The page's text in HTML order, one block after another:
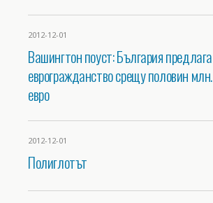
2012-12-01
Вашингтон поуст: България предлага
еврогражданство срещу половин млн.
евро
2012-12-01
Полиглотът